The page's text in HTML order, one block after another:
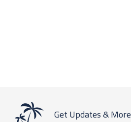
Get Updates & More